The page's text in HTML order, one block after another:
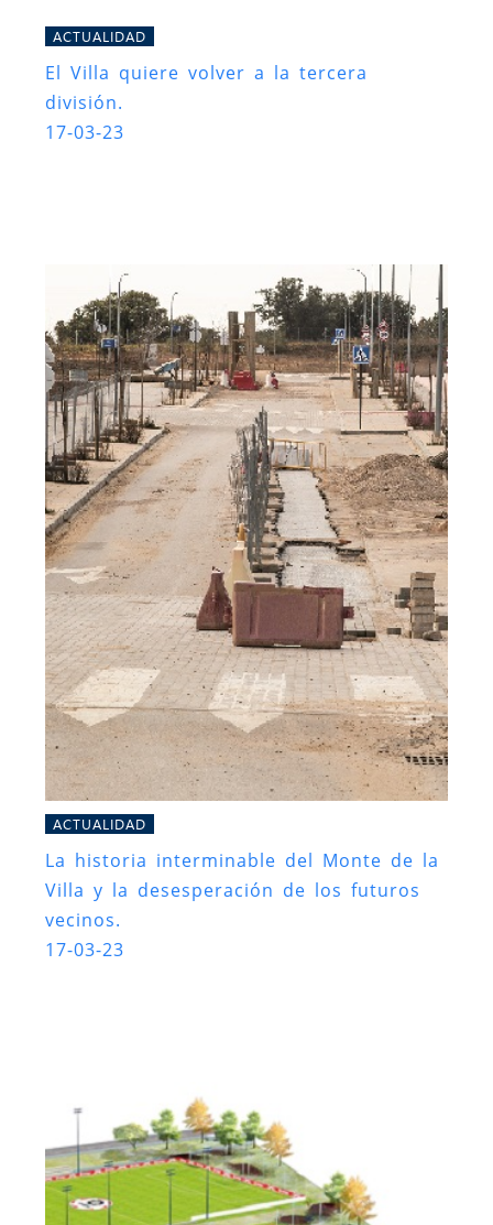
ACTUALIDAD
El Villa quiere volver a la tercera
división.
17-03-23
ACTUALIDAD
La historia interminable del Monte de la
Villa y la desesperación de los futuros
vecinos.
17-03-23